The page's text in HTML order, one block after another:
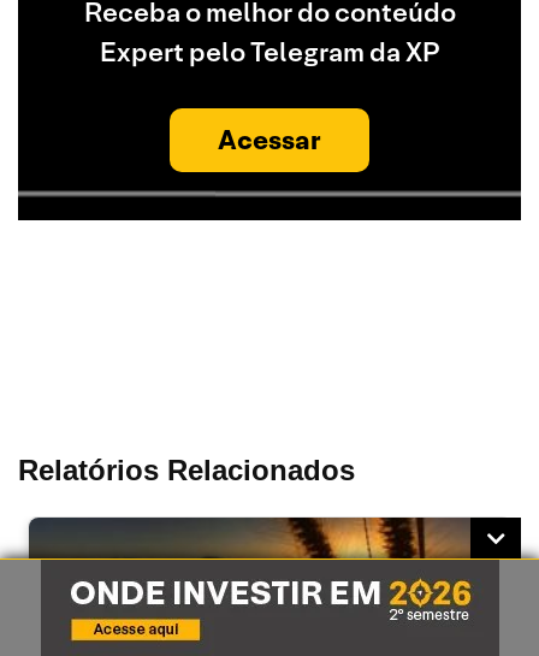
Receba o melhor do conteúdo
Expert pelo Telegram da XP
Acessar
Relatórios Relacionados